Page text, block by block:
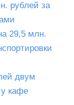
рублей за
29,5 млн.
двум
кафе